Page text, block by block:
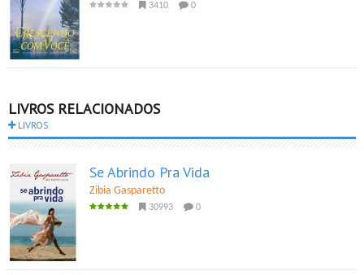
3410 0
LIVROS RELACIONADOS
LIVROS
Se Abrindo Pra Vida
Zibia Gasparetto
30993 0